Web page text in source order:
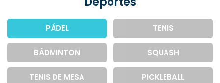
PÁDEL TENIS
BÁDMINTON SQUASH
TENIS DE MESA PICKLEBALL